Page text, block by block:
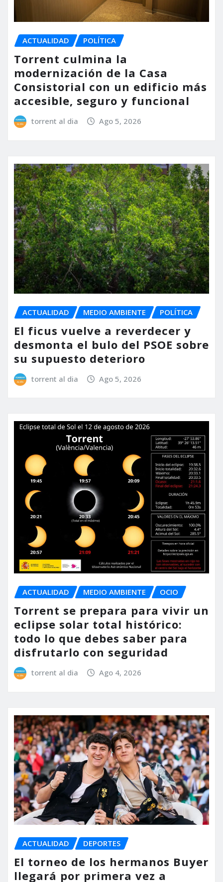
ACTUALIDAD POLÍTICA
Torrent culmina la
modernización de la Casa
Consistorial con un edificio más
accesible, seguro y funcional
torrent al dia Ago 5, 2026
ACTUALIDAD MEDIO AMBIENTE POLÍTICA
El ficus vuelve a reverdecer y
desmonta el bulo del PSOE sobre
su supuesto deterioro
torrent al dia Ago 5, 2026
ACTUALIDAD MEDIO AMBIENTE OCIO
Torrent se prepara para vivir un
eclipse solar total histórico:
todo lo que debes saber para
disfrutarlo con seguridad
torrent al dia Ago 4, 2026
ACTUALIDAD DEPORTES
El torneo de los hermanos Buyer
llegará por primera vez a